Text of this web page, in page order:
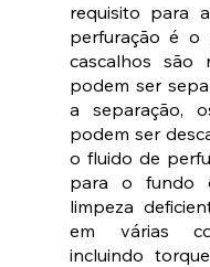
requisito para
perfuração é o
cascalhos são
podem ser
a separação,
podem ser
o fluido de
para o fundo
limpeza
em várias
incluindo